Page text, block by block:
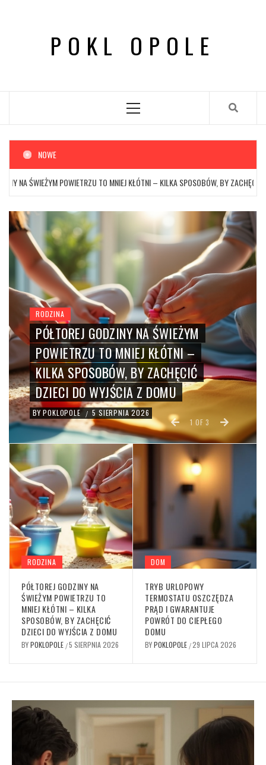
POKL OPOLE
Menu
NOWE
POWIETRZU TO MNIEJ KŁÓTNI – KILKA SPOSOBÓW, BY ZACHĘCIĆ DZIECI
DOM
TRYB URLOPOWY TERMOSTATU
OSZCZĘDZA PRĄD I GWARANTUJE
POWRÓT DO CIEPŁEGO DOMU
BY POKLOPOLE / 29 LIPCA 2026
2 OF3
RODZINA
PÓŁTOREJ GODZINY NA
ŚWIEŻYM POWIETRZU TO
MNIEJ KŁÓTNI – KILKA
SPOSOBÓW, BY ZACHĘCIĆ
DZIECI DO WYJŚCIA Z DOMU
BYPOKLOPOLE /5 SIERPNIA 2026
DOM
TRYB URLOPOWY
TERMOSTATU OSZCZĘDZA
PRĄD I GWARANTUJE
POWRÓT DO CIEPŁEGO
DOMU
BYPOKLOPOLE /29 LIPCA 2026